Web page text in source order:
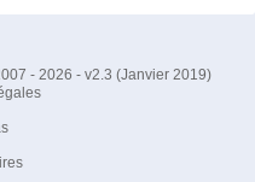
- 2026 - v2.3 (Janvier 2019)